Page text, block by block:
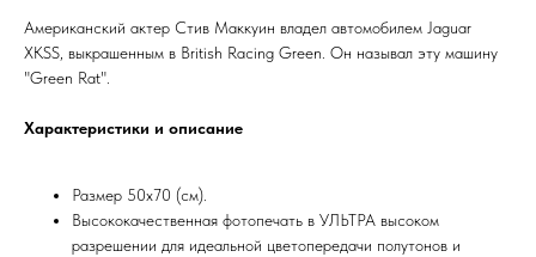
Американский актер Стив Маккуин владел автомобилем Jaguar
XKSS, выкрашенным в British Racing Green. Он называл эту машину
"Green Rat".
Характеристики и описание
Размер 50х70 (см).
Высококачественная фотопечать в УЛЬТРА высоком
разрешении для идеальной цветопередачи полутонов и